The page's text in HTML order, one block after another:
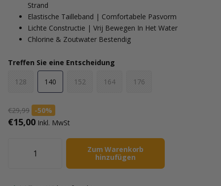
Strand
Elastische Tailleband | Comfortabele Pasvorm
Lichte Constructie | Vrij Bewegen In Het Water
Chlorine & Zoutwater Bestendig
Treffen Sie eine Entscheidung
128 140 152 164 176
€29,99 -50%
€15,00 Inkl. MwSt
Zum Warenkorb
hinzufügen